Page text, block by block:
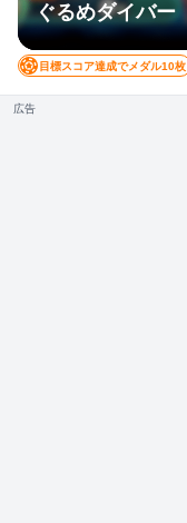
ぐるめダイバー
目標スコア達成でメダル10枚
広告